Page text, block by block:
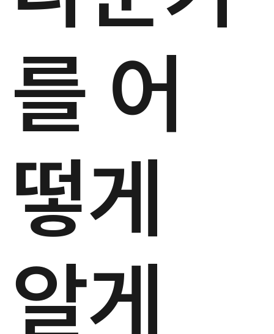
를 어
떻게
알게